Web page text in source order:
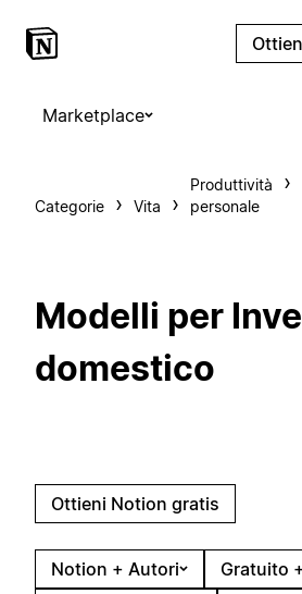
Marketplace
Categorie Vita
Produttività
personale
Modelli per
domestico
Ottieni Notion gratis
Notion + Autori
Gratuito